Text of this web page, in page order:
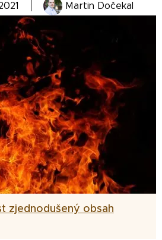
Martin Dočekal
zjednodušený obsah